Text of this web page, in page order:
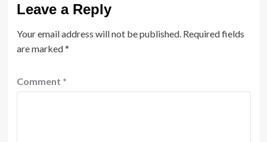
Leave a Reply
Your email address will not be published. Required fields
are marked*
Comment *